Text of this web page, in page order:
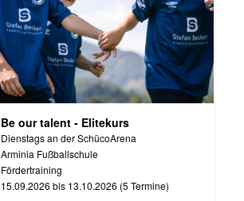
Be our talent - Elitekurs
Dienstags an der SchücoArena
Arminia Fußballschule
Fördertraining
15.09.2026 bis 13.10.2026 (5 Termine)